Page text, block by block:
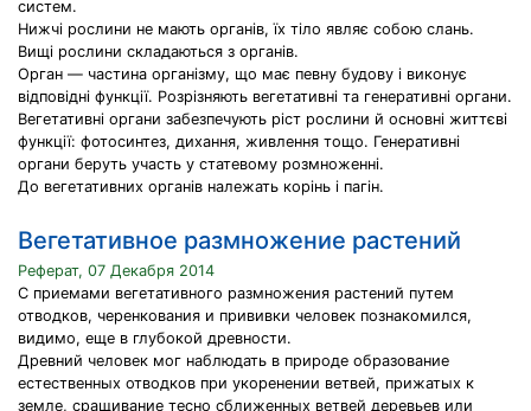
систем.
Нижчі рослини не мають органів, їх тіло являє собою слань.
Вищі рослини складаються з органів.
Орган — частина організму, що має певну будову і виконує
відповідні функції. Розрізняють вегетативні та генеративні органи.
Вегетативні органи забезпечують ріст рослини й основні життєві
функції: фотосинтез, дихання, живлення тощо. Генеративні
органи беруть участь у статевому розмноженні.
До вегетативних органів належать корінь і пагін.
Вегетативное размножение растений
Реферат, 07 Декабря 2014
С приемами вегетативного размножения растений путем
отводков, черенкования и прививки человек познакомился,
видимо, еще в глубокой древности.
Древний человек мог наблюдать в природе образование
естественных отводков при укоренении ветвей, прижатых к
земле, сращивание тесно сближенных ветвей деревьев или